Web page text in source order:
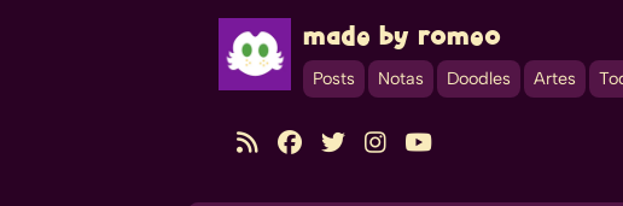
made by romeo
Posts Notas Doodles Artes
    